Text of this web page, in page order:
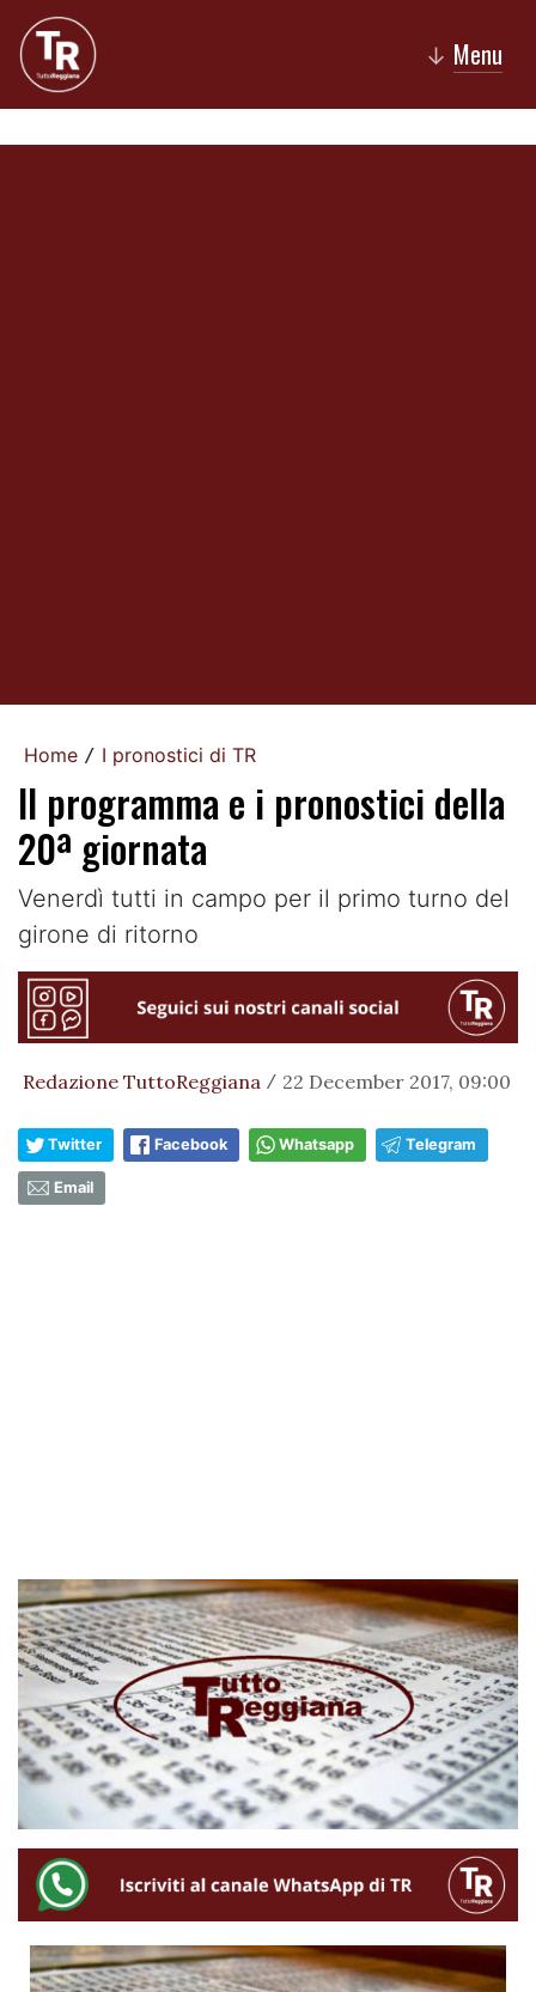
↓ Menu
Home / I pronostici di TR
Il programma e i pronostici della
20ª giornata
Venerdì tutti in campo per il primo turno del
girone di ritorno
Redazione TuttoReggiana / 22 December 2017, 09:00
Twitter Facebook Whatsapp Telegram
Email